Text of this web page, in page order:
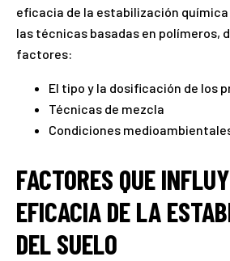
eficacia de la estabilización
las técnicas basadas en polímeros,
factores:
El tipo y la dosificación de los
Técnicas de mezcla
Condiciones
FACTORES QUE
EFICACIA DE LA
DEL SUELO